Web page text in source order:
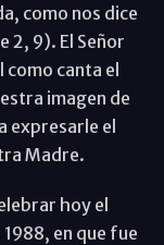
como nos dice
2, 9). El Señor
como canta el
imagen de
expresarle el
Madre.
hoy el
en que fue